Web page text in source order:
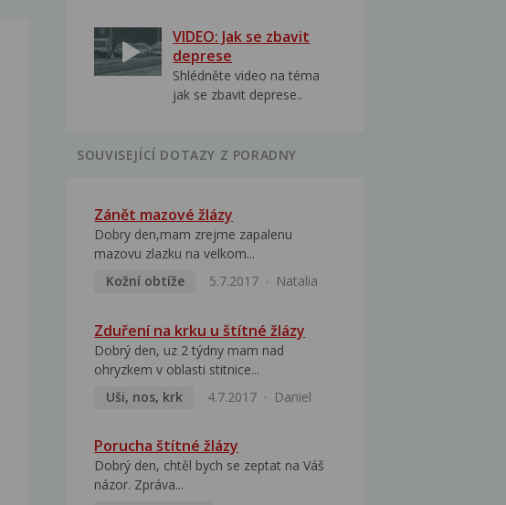
VIDEO: Jak se zbavit
deprese
Shlédněte video na téma
jak se zbavit deprese..
SOUVISEJÍCÍ DOTAZY Z PORADNY
Zánět mazové žlázy
Dobry den,mam zrejme zapalenu
mazovu zlazku na velkom...
Kožní obtíže
5.7.2017 Natalia
Zduření na krku u štítné žlázy
Dobrý den, uz 2 týdny mam nad
ohryzkem v oblasti stitnice...
Uši, nos, krk
4.7.2017 Daniel
Porucha štítné žlázy
Dobrý den, chtěl bych se zeptat na Váš
názor. Zpráva...